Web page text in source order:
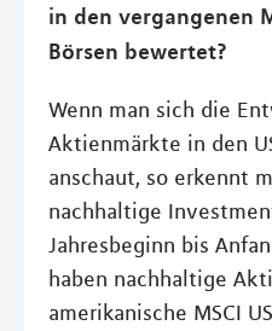
in den vergangenen
Börsen bewertet?
Wenn man sich die
Aktienmärkte in den
anschaut, so erkennt
nachhaltige
Jahresbeginn bis
haben nachhaltige
amerikanische MSCI